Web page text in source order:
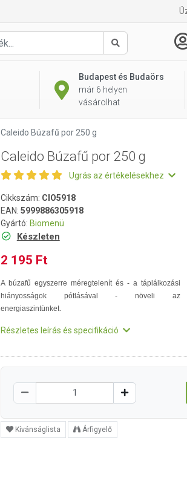
Keresés
Budapest és Budaörs
már 6 helyen
vásárolhat
Caleido Búzafű por 250 g
Caleido Búzafű por 250 g
Ugrás az értékelésekhez
Cikkszám: CIO5918
EAN: 5999886305918
Gyártó: Biomenü
Készleten
2 195 Ft
A búzafű egyszerre méregtelenít és - a táplálkozási
hiányosságok pótlásával - növeli az
energiaszintünket.
Részletes leírás és specifikáció
Kívánságlista Árfigyelő